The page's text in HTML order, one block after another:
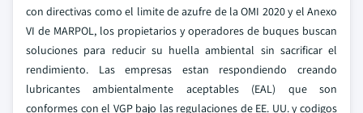
con directivas como el limite de azufre de la OMI 2020 y el Anexo
VI de MARPOL, los propietarios y operadores de buques buscan
soluciones para reducir su huella ambiental sin sacrificar el
rendimiento. Las empresas estan respondiendo creando
lubricantes ambientalmente aceptables (EAL) que son
conformes con el VGP bajo las regulaciones de EE. UU. y codigos